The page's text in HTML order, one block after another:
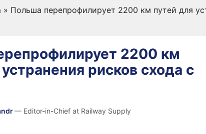
» Польша перепрофилирует 2200 км путей для
2200 км
рисков схода с
— Editor-in-Chief at Railway Supply